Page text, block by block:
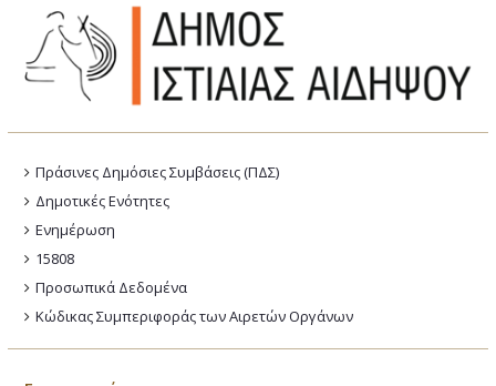
Πράσινες Δημόσιες Συμβάσεις (ΠΔΣ)
Δημοτικές Ενότητες
Ενημέρωση
15808
Προσωπικά Δεδομένα
Κώδικας Συμπεριφοράς των Αιρετών Οργάνων